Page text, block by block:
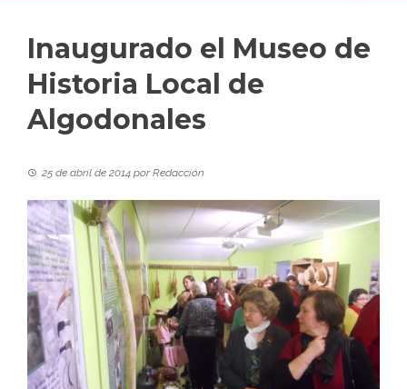
Inaugurado el Museo de
Historia Local de
Algodonales
25 de abril de 2014 porRedacción